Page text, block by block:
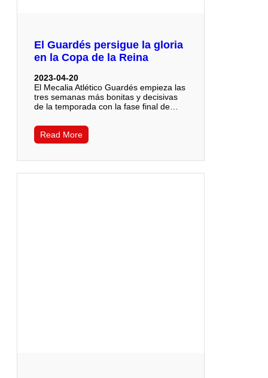
El Guardés persigue la gloria
en la Copa de la Reina
2023-04-20
El Mecalia Atlético Guardés empieza las
tres semanas más bonitas y decisivas
de la temporada con la fase final de…
Read More